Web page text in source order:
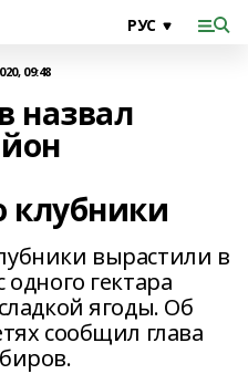
09:48
назвал
вырастили в
гектара
ягоды. Об
сообщил глава